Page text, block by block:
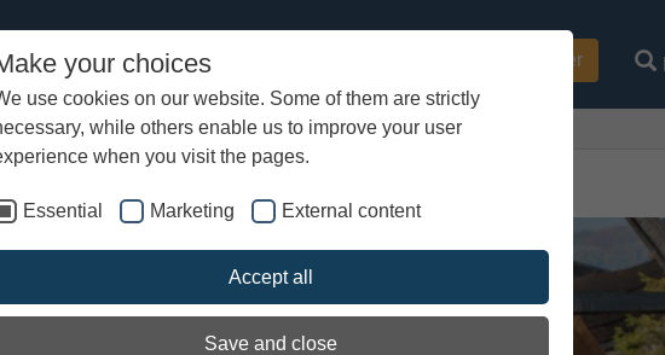
your choices
use cookies on our website. Some of them are strictly
while others enable us to improve your user
when you visit the pages.
Essential Marketing External content
Accept all
Save and close
Acheter